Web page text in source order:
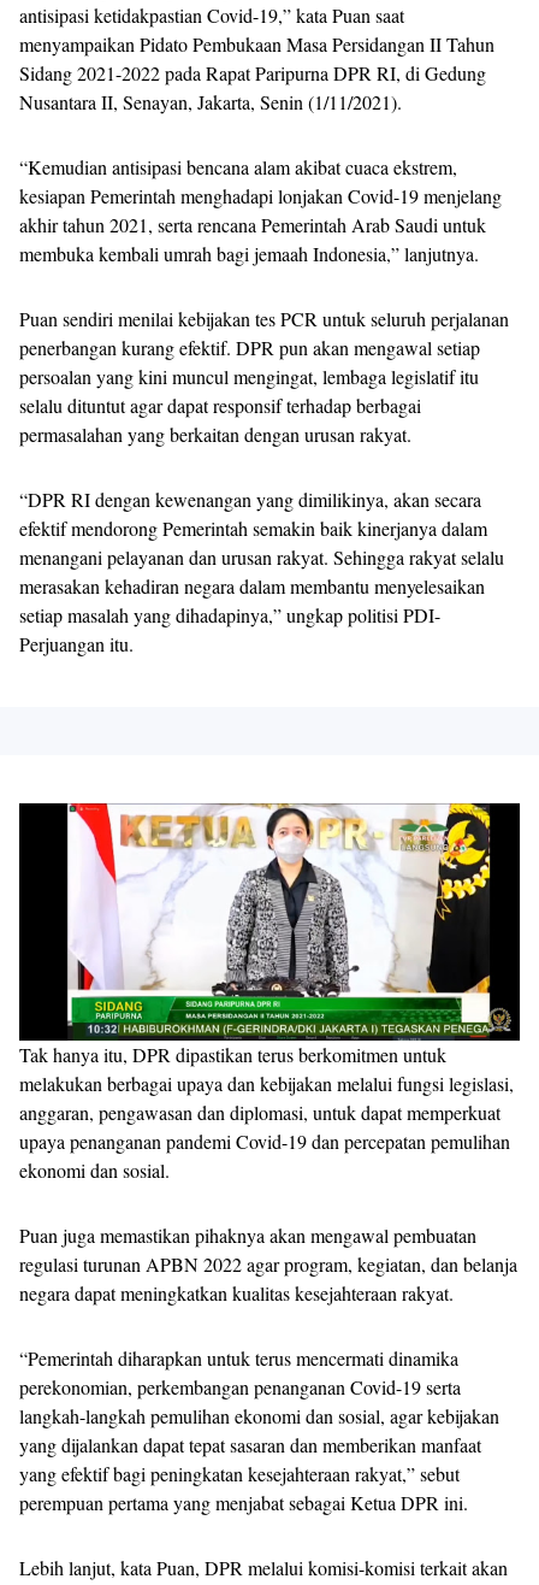
antisipasi ketidakpastian Covid-19,” kata Puan saat
menyampaikan Pidato Pembukaan Masa Persidangan II Tahun
Sidang 2021-2022 pada Rapat Paripurna DPR RI, di Gedung
Nusantara II, Senayan, Jakarta, Senin (1/11/2021).
“Kemudian antisipasi bencana alam akibat cuaca ekstrem,
kesiapan Pemerintah menghadapi lonjakan Covid-19 menjelang
akhir tahun 2021, serta rencana Pemerintah Arab Saudi untuk
membuka kembali umrah bagi jemaah Indonesia,” lanjutnya.
Puan sendiri menilai kebijakan tes PCR untuk seluruh perjalanan
penerbangan kurang efektif. DPR pun akan mengawal setiap
persoalan yang kini muncul mengingat, lembaga legislatif itu
selalu dituntut agar dapat responsif terhadap berbagai
permasalahan yang berkaitan dengan urusan rakyat.
“DPR RI dengan kewenangan yang dimilikinya, akan secara
efektif mendorong Pemerintah semakin baik kinerjanya dalam
menangani pelayanan dan urusan rakyat. Sehingga rakyat selalu
merasakan kehadiran negara dalam membantu menyelesaikan
setiap masalah yang dihadapinya,” ungkap politisi PDI-
Perjuangan itu.
Tak hanya itu, DPR dipastikan terus berkomitmen untuk
melakukan berbagai upaya dan kebijakan melalui fungsi legislasi,
anggaran, pengawasan dan diplomasi, untuk dapat memperkuat
upaya penanganan pandemi Covid-19 dan percepatan pemulihan
ekonomi dan sosial.
Puan juga memastikan pihaknya akan mengawal pembuatan
regulasi turunan APBN 2022 agar program, kegiatan, dan belanja
negara dapat meningkatkan kualitas kesejahteraan rakyat.
“Pemerintah diharapkan untuk terus mencermati dinamika
perekonomian, perkembangan penanganan Covid-19 serta
langkah-langkah pemulihan ekonomi dan sosial, agar kebijakan
yang dijalankan dapat tepat sasaran dan memberikan manfaat
yang efektif bagi peningkatan kesejahteraan rakyat,” sebut
perempuan pertama yang menjabat sebagai Ketua DPR ini.
Lebih lanjut, kata Puan, DPR melalui komisi-komisi terkait akan